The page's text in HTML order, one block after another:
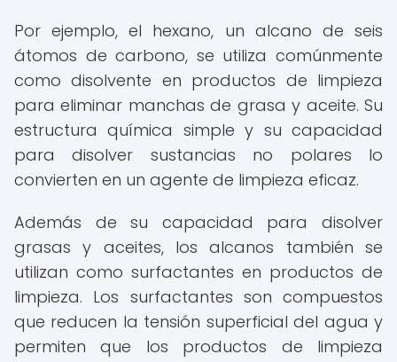
Por ejemplo, el hexano, un alcano de seis
átomos de carbono, se utiliza comúnmente
como disolvente en productos de limpieza
para eliminar manchas de grasa y aceite. Su
estructura química simple y su capacidad
para disolver sustancias no polares lo
convierten en un agente de limpieza eficaz.
Además de su capacidad para disolver
grasas y aceites, los alcanos también se
utilizan como surfactantes en productos de
limpieza. Los surfactantes son compuestos
que reducen la tensión superficial del agua y
permiten que los productos de limpieza